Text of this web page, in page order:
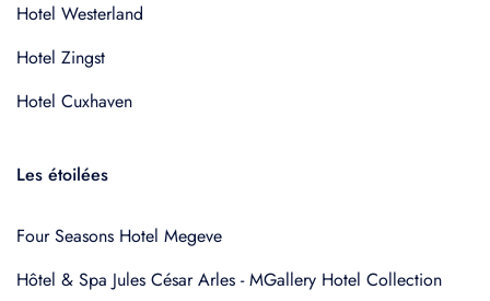
Hotel Westerland
Hotel Zingst
Hotel Cuxhaven
Les étoilées
Four Seasons Hotel Megeve
Hôtel & Spa Jules César Arles - MGallery Hotel Collection